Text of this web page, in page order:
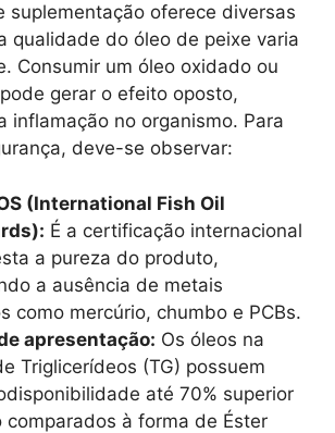
suplementação oferece diversas
qualidade do óleo de peixe varia
Consumir um óleo oxidado ou
gerar o efeito oposto,
inflamação no organismo. Para
deve-se observar:
(International Fish Oil
É a certificação internacional
a pureza do produto,
a ausência de metais
como mercúrio, chumbo e PCBs.
apresentação: Os óleos na
Triglicerídeos (TG) possuem
até 70% superior
comparados à forma de Éster